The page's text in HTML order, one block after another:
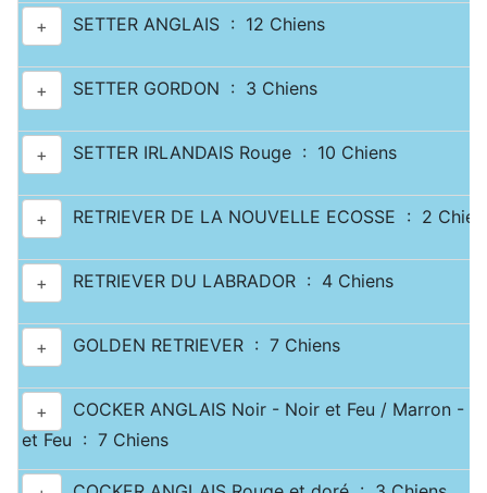
+ SETTER ANGLAIS : 12 Chiens
+ SETTER GORDON : 3 Chiens
+ SETTER IRLANDAIS Rouge : 10 Chiens
+ RETRIEVER DE LA NOUVELLE ECOSSE : 2
+ RETRIEVER DU LABRADOR : 4 Chiens
+ GOLDEN RETRIEVER : 7 Chiens
+
COCKER ANGLAIS Noir - Noir et Feu / Marron -
et Feu : 7 Chiens